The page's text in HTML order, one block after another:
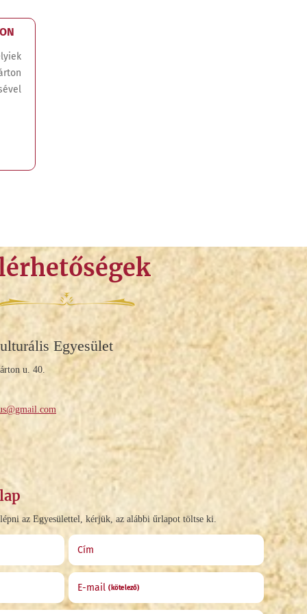
Egyesület
u. 40.
az Egyesülettel, kérjük, az alábbi űrlapot töltse ki.
Cím
E-mail (kötelező)